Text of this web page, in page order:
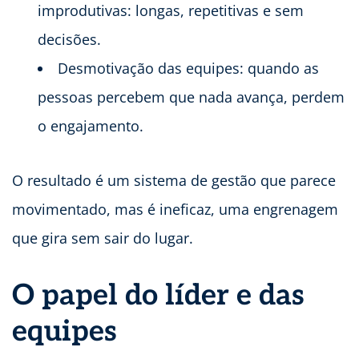
improdutivas: longas, repetitivas e sem
decisões.
Desmotivação das equipes: quando as
pessoas percebem que nada avança, perdem
o engajamento.
O resultado é um sistema de gestão que parece
movimentado, mas é ineficaz, uma engrenagem
que gira sem sair do lugar.
O papel do líder e das
equipes